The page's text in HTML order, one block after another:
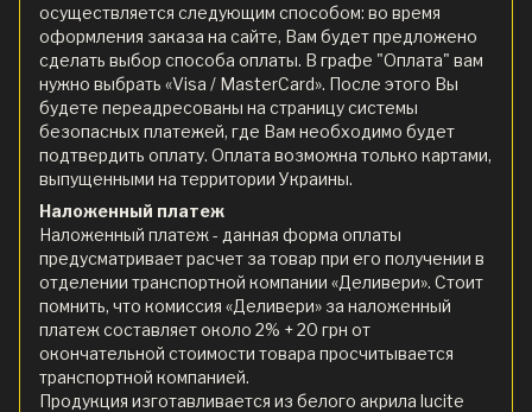
осуществляется следующим способом: во время
оформления заказа на сайте, Вам будет предложено
сделать выбор способа оплаты. В графе "Оплата" вам
нужно выбрать «Visa / MasterCard». После этого Вы
будете переадресованы на страницу системы
безопасных платежей, где Вам необходимо будет
подтвердить оплату. Оплата возможна только картами,
выпущенными на территории Украины.
Наложенный платеж
Наложенный платеж - данная форма оплаты
предусматривает расчет за товар при его получении в
отделении транспортной компании «Деливери». Стоит
помнить, что комиссия «Деливери» за наложенный
платеж составляет около 2% + 20 грн от
окончательной стоимости товара просчитывается
транспортной компанией.
Продукция изготавливается из белого акрила lucite